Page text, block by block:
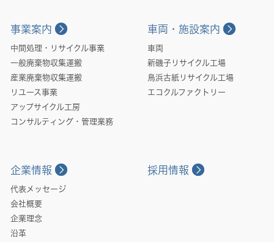
事業案内
中間処理・リサイクル事業
一般廃棄物収集運搬
産業廃棄物収集運搬
リユース事業
アップサイクル工房
コンサルティング・管理業務
車両・施設案内
車両
新磯子リサイクル工場
鳥浜古紙リサイクル工場
エコクルファクトリー
企業情報
代表メッセージ
会社概要
企業理念
沿革
採用情報